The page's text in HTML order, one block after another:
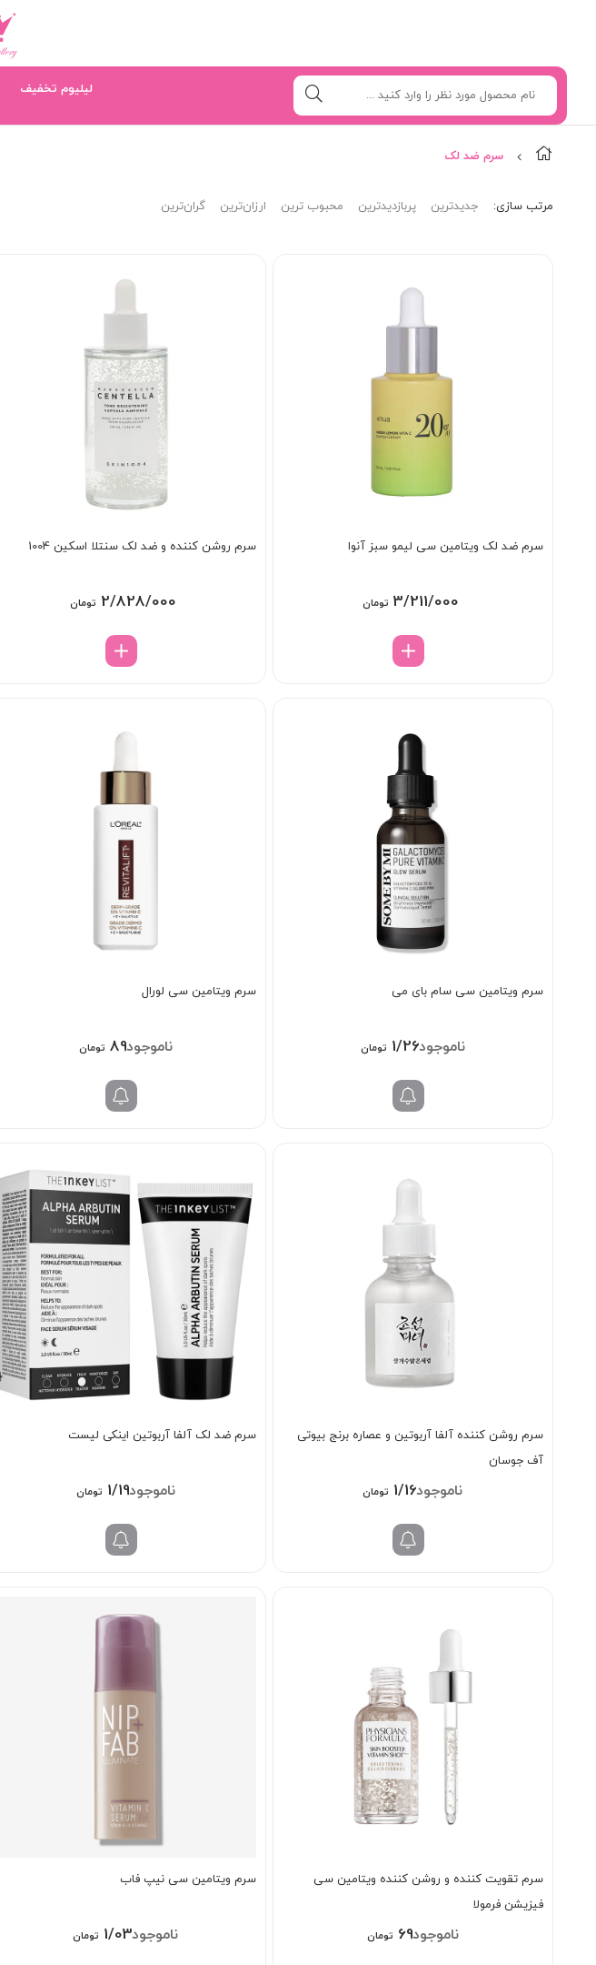
لیلیوم تخفیف
سرم ضد لک
مرتب‌ سازی: جدیدترین پربازدیدترین محبوب ترین ارزان‌ترین گران‌ترین
سرم ضد لک ویتامین سی لیمو سبز آنوا
3/211/000 تومان
سرم روشن کننده و ضد لک سنتلا اسکین 1004
2/828/000 تومان
سرم ویتامین سی سام بای می
1/268/000 تومان
سرم ویتامین سی لورال
898/000 تومان
سرم روشن کننده آلفا آربوتین و عصاره برنج بیوتی
آف جوسان
1/168/000 تومان
سرم ضد لک آلفا آربوتین اینکی لیست
1/198/000 تومان
سرم تقویت کننده و روشن کننده ویتامین سی
فیزیشن فرمولا
698/000 تومان
سرم ویتامین سی نیپ فاب
1/038/000 تومان